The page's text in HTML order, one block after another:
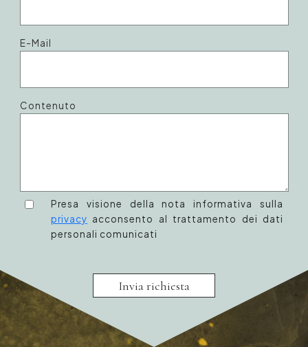
E-Mail
Contenuto
Presa visione della nota informativa sulla
privacy acconsento al trattamento dei dati
personali comunicati
Invia richiesta